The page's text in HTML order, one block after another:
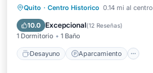
Quito · Centro Historico 0.14 mi al centro
10.0 Excepcional(12 Reseñas)
1 Dormitorio 1 Baño
Desayuno Aparcamiento
Desayuno
Aparcamiento
Balcón/Terraza